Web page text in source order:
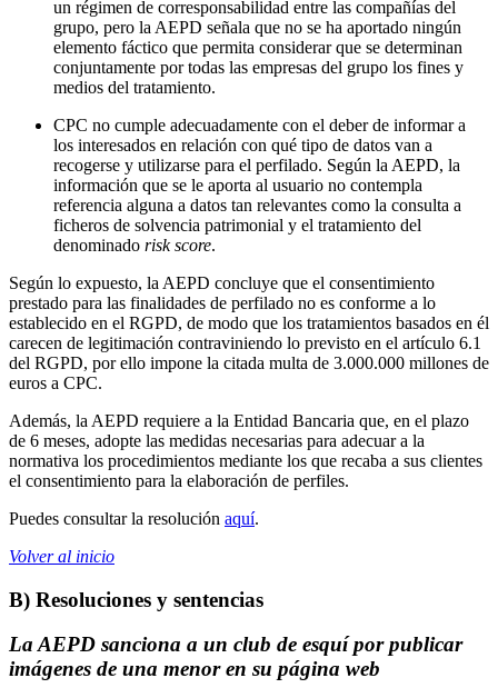
un régimen de corresponsabilidad entre las compañías del
grupo, pero la AEPD señala que no se ha aportado ningún
elemento fáctico que permita considerar que se determinan
conjuntamente por todas las empresas del grupo los fines y
medios del tratamiento.
CPC no cumple adecuadamente con el deber de informar a
los interesados en relación con qué tipo de datos van a
recogerse y utilizarse para el perfilado. Según la AEPD, la
información que se le aporta al usuario no contempla
referencia alguna a datos tan relevantes como la consulta a
ficheros de solvencia patrimonial y el tratamiento del
denominado risk score.
Según lo expuesto, la AEPD concluye que el consentimiento
prestado para las finalidades de perfilado no es conforme a lo
establecido en el RGPD, de modo que los tratamientos basados en él
carecen de legitimación contraviniendo lo previsto en el artículo 6.1
del RGPD, por ello impone la citada multa de 3.000.000 millones de
euros a CPC.
Además, la AEPD requiere a la Entidad Bancaria que, en el plazo
de 6 meses, adopte las medidas necesarias para adecuar a la
normativa los procedimientos mediante los que recaba a sus clientes
el consentimiento para la elaboración de perfiles.
Puedes consultar la resolución aquí.
Volver al inicio
B) Resoluciones y sentencias
La AEPD sanciona a un club de esquí por publicar
imágenes de una menor en su página web